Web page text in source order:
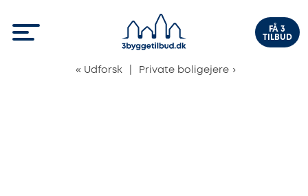
FÅ 3
TILBUD
« Udforsk Private boligejere ›